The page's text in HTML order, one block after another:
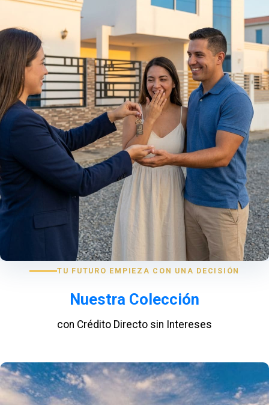
TU FUTURO EMPIEZA CON UNA DECISIÓN
Nuestra Colección
con Crédito Directo sin Intereses